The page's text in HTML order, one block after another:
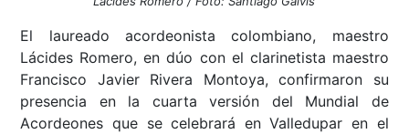
El laureado acordeonista colombiano, maestro
Lácides Romero, en dúo con el clarinetista maestro
Francisco Javier Rivera Montoya, confirmaron su
presencia en la cuarta versión del Mundial de
Acordeones que se celebrará en Valledupar en el